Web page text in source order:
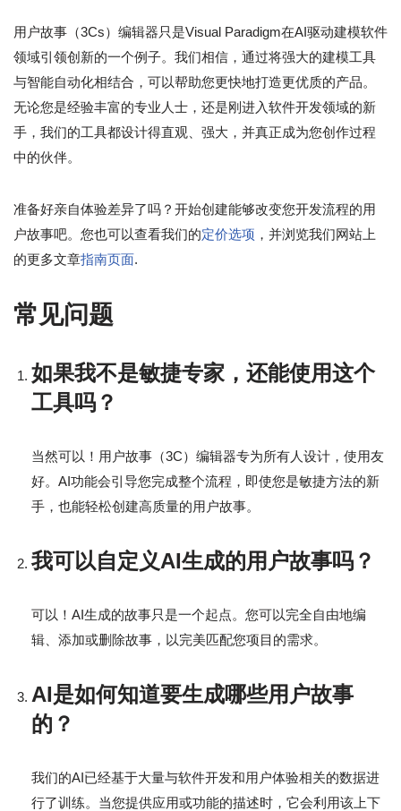
用户故事（3Cs）编辑器只是Visual Paradigm在AI驱动建模软件
领域引领创新的一个例子。我们相信，通过将强大的建模工具
与智能自动化相结合，可以帮助您更快地打造更优质的产品。
无论您是经验丰富的专业人士，还是刚进入软件开发领域的新
手，我们的工具都设计得直观、强大，并真正成为您创作过程
中的伙伴。
准备好亲自体验差异了吗？开始创建能够改变您开发流程的用
户故事吧。您也可以查看我们的定价选项 ，并浏览我们网站上
的更多文章指南页面.
常见问题
如果我不是敏捷专家，还能使用这个
工具吗？
当然可以！用户故事（3C）编辑器专为所有人设计，使用友
好。AI功能会引导您完成整个流程，即使您是敏捷方法的新
手，也能轻松创建高质量的用户故事。
我可以自定义AI生成的用户故事吗？
可以！AI生成的故事只是一个起点。您可以完全自由地编
辑、添加或删除故事，以完美匹配您项目的需求。
AI是如何知道要生成哪些用户故事
的？
我们的AI已经基于大量与软件开发和用户体验相关的数据进
行了训练。当您提供应用或功能的描述时，它会利用该上下